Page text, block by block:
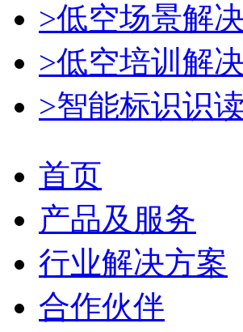
>低空场景解
>低空培训解
>智能标识识
首页
产品及服务
行业解决方案
合作伙伴